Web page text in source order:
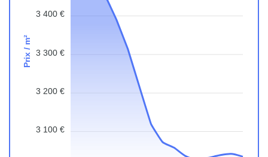
3 400 €
3 300 €
3 200 €
3 100 €
Prix / m²